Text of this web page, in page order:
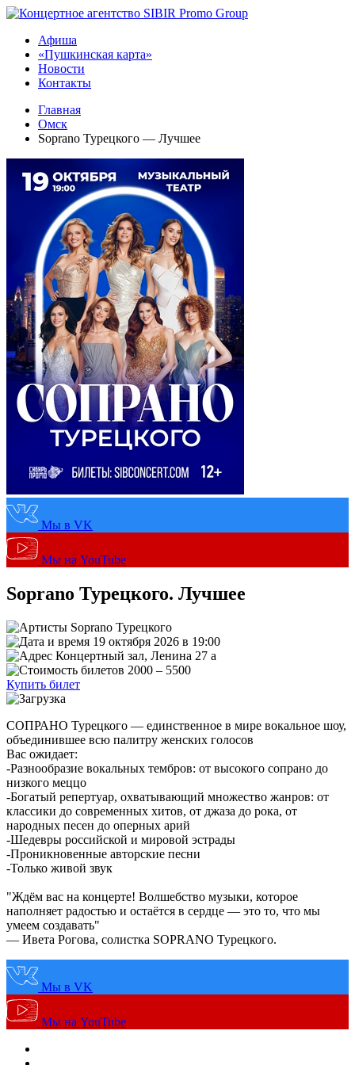
Афиша
«Пушкинская карта»
Новости
Контакты
Главная
Омск
Soprano Турецкого — Лучшее
Мы в VK
Мы на YouTube
Soprano Турецкого. Лучшее
Soprano Турецкого
19 октября 2026 в 19:00
Концертный зал, Ленина 27 а
2000 – 5500
Купить билет
СОПРАНО Турецкого — единственное в мире вокальное шоу,
объединившее всю палитру женских голосов
Вас ожидает:
-Разнообразие вокальных тембров: от высокого сопрано до
низкого меццо
-Богатый репертуар, охватывающий множество жанров: от
классики до современных хитов, от джаза до рока, от
народных песен до оперных арий
-Шедевры российской и мировой эстрады
-Проникновенные авторские песни
-Только живой звук
"Ждём вас на концерте! Волшебство музыки, которое
наполняет радостью и остаётся в сердце — это то, что мы
умеем создавать"
— Ивета Рогова, солистка SOPRANO Турецкого.
Мы в VK
Мы на YouTube